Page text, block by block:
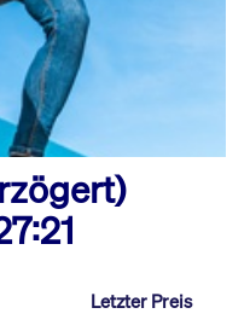
Letzter Preis